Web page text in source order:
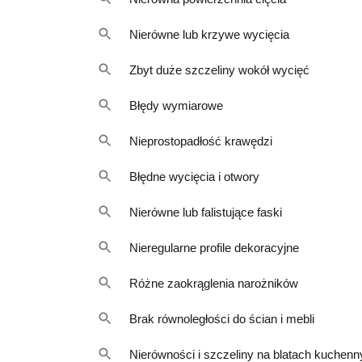
Nierówne lub krzywe wycięcia
Zbyt duże szczeliny wokół wycięć
Błędy wymiarowe
Nieprostopadłość krawędzi
Błędne wycięcia i otwory
Nierówne lub falistujące faski
Nieregularne profile dekoracyjne
Różne zaokrąglenia narożników
Brak równoległości do ścian i mebli
Nierówności i szczeliny na blatach